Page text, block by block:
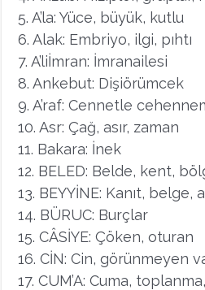
5. A’la: Yüce, büyük, kutlu
6. Alak: Embriyo, ilgi, pıhtı
7. A’liİmran: İmranailesi
8. Ankebut: Dişiörümcek
9. A’raf: Cennetle
10. Asr: Çağ, asır, zaman
11. Bakara: İnek
12. BELED: Belde, kent,
13. BEYYİNE: Kanıt, belge,
14. BÜRUC: Burçlar
15. CÂSİYE: Çöken, oturan
16. CİN: Cin, görünmeyen
17. CUM’A: Cuma,